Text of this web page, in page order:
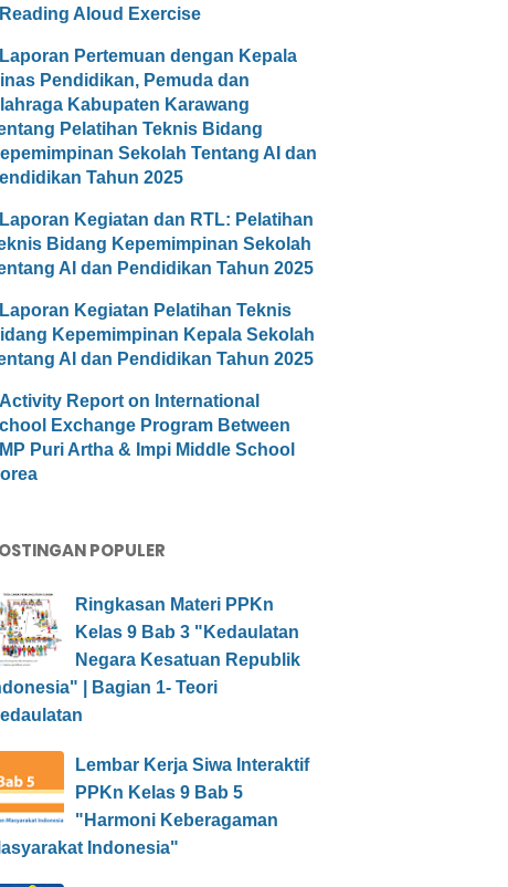
Reading Aloud Exercise
Laporan Pertemuan dengan Kepala
Pendidikan, Pemuda dan
Kabupaten Karawang
Pelatihan Teknis Bidang
Sekolah Tentang AI dan
Tahun 2025
Laporan Kegiatan dan RTL: Pelatihan
Bidang Kepemimpinan Sekolah
AI dan Pendidikan Tahun 2025
Laporan Kegiatan Pelatihan Teknis
Kepemimpinan Kepala Sekolah
AI dan Pendidikan Tahun 2025
Activity Report on International
Exchange Program Between
Puri Artha & Impi Middle School
POPULER
Ringkasan Materi PPKn
Kelas 9 Bab 3 "Kedaulatan
Negara Kesatuan Republik
| Bagian 1- Teori
Lembar Kerja Siwa Interaktif
PPKn Kelas 9 Bab 5
"Harmoni Keberagaman
Indonesia"